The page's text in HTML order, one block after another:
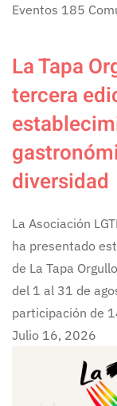
Eventos 185
La Tapa
tercera
diversidad
La Asociación
ha presentado
de La Tapa
del 1 al 31 de
participación de
Julio 16, 2026